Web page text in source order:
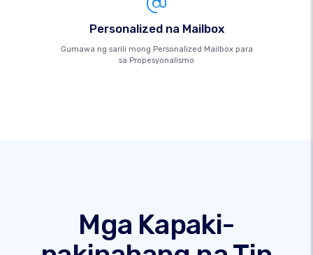
Personalized na Mailbox
Gumawa ng sarili mong Personalized Mailbox para
sa Propesyonalismo
Mga Kapaki-